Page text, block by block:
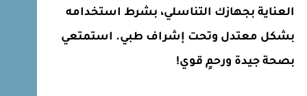
العناية بجهازك التناسلي، بشرط استخدامه
بشكل معتدل وتحت إشراف طبي. استمتعي
بصحة جيدة ورحمٍ قوي!